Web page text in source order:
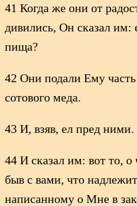
41 Когда же они от
дивились, Он сказал им:
пища?
42 Они подали Ему
сотового меда.
43 И, взяв, ел пред ними.
44 И сказал им: вот то,
быв с вами, что
написанному о Мне в